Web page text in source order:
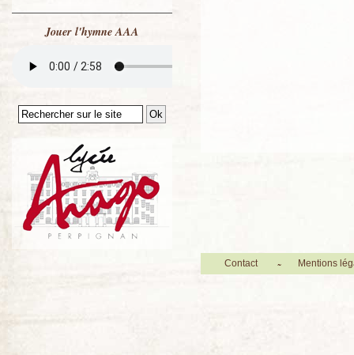
Jouer l'hymne AAA
Contact Mentions